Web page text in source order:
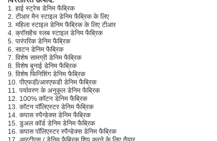
1. हाई स्ट्रेच डेनिम फैब्रिक
2. टीआर मैन स्टाइल डेनिम फैब्रिक के लिए
3. महिला स्टाइल डेनिम फैब्रिक के लिए टीआर
4. क्रॉसहैच स्लब स्टाइल डेनिम फैब्रिक
5. पारंपरिक डेनिम फैब्रिक
6. साटन डेनिम फैब्रिक
7. विशेष सामग्री डेनिम फैब्रिक
8. विशेष बुनाई डेनिम फैब्रिक
9. विशेष फिनिशिंग डेनिम फैब्रिक
10. पीएफडी/आरएफडी डेनिम फैब्रिक
11. पर्यावरण के अनुकूल डेनिम फैब्रिक
12. 100% कॉटन डेनिम फैब्रिक
13. कॉटन पॉलिएस्टर डेनिम फैब्रिक
14. कपास स्पैन्डेक्स डेनिम फैब्रिक
15. डुअल कॉर्ड डेनिम डेनिम फैब्रिक
16. कपास पॉलिएस्टर स्पैन्डेक्स डेनिम फैब्रिक